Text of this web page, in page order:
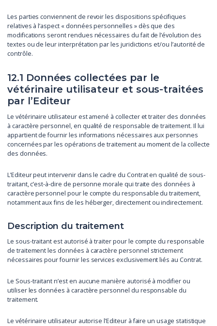
Les parties conviennent de revoir les dispositions spécifiques
relatives à l’aspect « données personnelles » dès que des
modifications seront rendues nécessaires du fait de l’évolution des
textes ou de leur interprétation par les juridictions et/ou l’autorité de
contrôle.
12.1 Données collectées par le
vétérinaire utilisateur et sous-traitées
par l’Editeur
Le vétérinaire utilisateur est amené à collecter et traiter des données
à caractère personnel, en qualité de responsable de traitement. Il lui
appartient de fournir les informations nécessaires aux personnes
concernées par les opérations de traitement au moment de la collecte
des données.
L’Editeur peut intervenir dans le cadre du Contrat en qualité de sous-
traitant, c’est-à-dire de personne morale qui traite des données à
caractère personnel pour le compte du responsable du traitement,
notamment aux fins de les héberger, directement ou indirectement.
Description du traitement
Le sous-traitant est autorisé à traiter pour le compte du responsable
de traitement les données à caractère personnel strictement
nécessaires pour fournir les services exclusivement liés au Contrat.
Le Sous-traitant n’est en aucune manière autorisé à modifier ou
utiliser les données à caractère personnel du responsable du
traitement.
Le vétérinaire utilisateur autorise l’Editeur à faire un usage statistique